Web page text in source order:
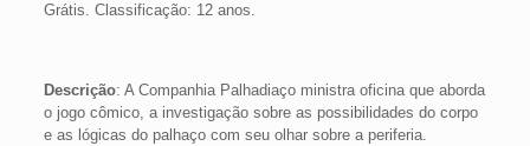
Grátis. Classificação: 12 anos.
Descrição: A Companhia Palhadiaço ministra oficina que aborda
o jogo cômico, a investigação sobre as possibilidades do corpo
e as lógicas do palhaço com seu olhar sobre a periferia.